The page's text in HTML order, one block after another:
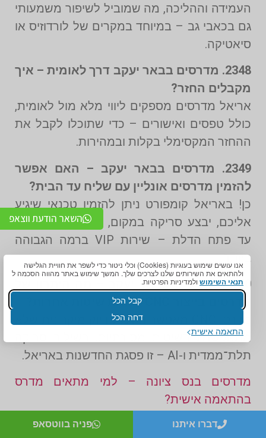
אנו עושים שימוש בעוגיות (Cookies) וכלי ניטור כדי לשפר את חוויית הגלישה
ולהתאים את השירותים שלנו לצרכים שלך. המשך שימוש באתר מהווה הסכמה ל
תנאי השימוש ולמדיניות הפרטיות.
קבל הכל
דחה הכל
התאמה אישית
העמידה וההליכה, מה שמוביל לשיפור משמעותי
גם בכאבי גב – במיוחד במקרים של לורדוזיס או
סיאטיקה.
2348. מדרסים בבאר יעקב דרך לאומית – איך
מקבלים החזר?
אריאל מדרסים מספקים ליווי מלא מול לאומית,
כולל טפסים ואישורים – כדי שתוכלו לקבל את
ההחזר המקסימלי בקלות ובמהירות.
2349. מדרסים בבאר יעקב – האם אפשר
להזמין מדרסים אונליין עם שליח עד הבית?
כן! באריאל קומפורט ניתן להזמין טכנאי שיגיע
אליכם, יבצע סריקה במקום, והמדרסים יישלחו
עד פתח הדלת – שירות VIP ברמה הגבוהה
ביותר.
2350. מדרסים בבאר יעקב – מה היתרון של
מדרסי CNC מאפשרים רמת דיוק מיקרונית שלא
מתאפשרת בשיטות מסורתיות. בשילוב סריקה
תלת־ממדית ו-AI – זו פסגת החדשנות באריאל.
מדרסים בנס ציונה – למי מתאים מדרס
בהתאמה אישית?
השאר הודעת ווצאפ
דברו איתנו פניה בווטסאפ